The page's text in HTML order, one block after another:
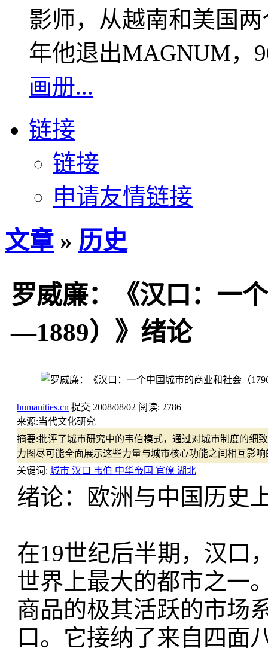
影师，从越南和美国
年他退出MAGNUM，
画册...
链接
链接
申请友情链接
文章 » 历史
罗威廉：《汉口：一
—1889）》绪论
humanities.cn 提交 2008/08/02 阅读: 2786
来源:当代文化研究
摘要:批评了城市研究中的韦伯模式，通过对城市制度的细
力图尽可能全面展示这些力量与城市核心功能之间相互影
关键词: 城市 汉口 韦伯 中华帝国 官僚 湖北
绪论：欧洲与中国历史
在19世纪后半期，汉口
世界上最大的都市之一
商品的极其活跃的市场
口。它接纳了来自四面